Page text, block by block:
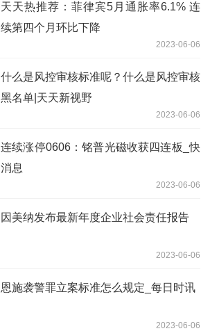
天天热推荐：菲律宾5月通胀率6.1% 连
续第四个月环比下降
2023-06-06
什么是风控审核标准呢？什么是风控审核
黑名单|天天新视野
2023-06-06
连续涨停0606：铭普光磁收获四连板_快
消息
2023-06-06
因美纳发布最新年度企业社会责任报告
2023-06-06
恩施袭警罪立案标准怎么规定_每日时讯
2023-06-06